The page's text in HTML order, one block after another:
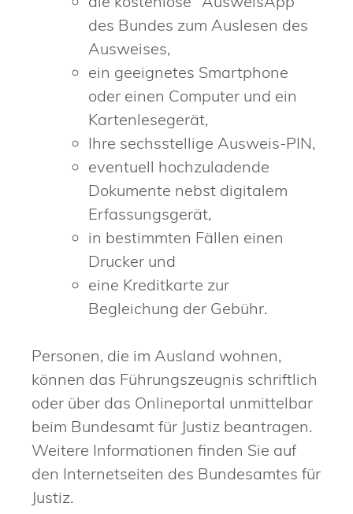
des Bundes zum Auslesen des
Ausweises,
ein geeignetes Smartphone
oder einen Computer und ein
Kartenlesegerät,
Ihre sechsstellige Ausweis-PIN,
eventuell hochzuladende
Dokumente nebst digitalem
Erfassungsgerät,
in bestimmten Fällen einen
Drucker und
eine Kreditkarte zur
Begleichung der Gebühr.
Personen, die im Ausland wohnen,
können das Führungszeugnis schriftlich
oder über das Onlineportal unmittelbar
beim Bundesamt für Justiz beantragen.
Weitere Informationen finden Sie auf
den Internetseiten des Bundesamtes für
Justiz.